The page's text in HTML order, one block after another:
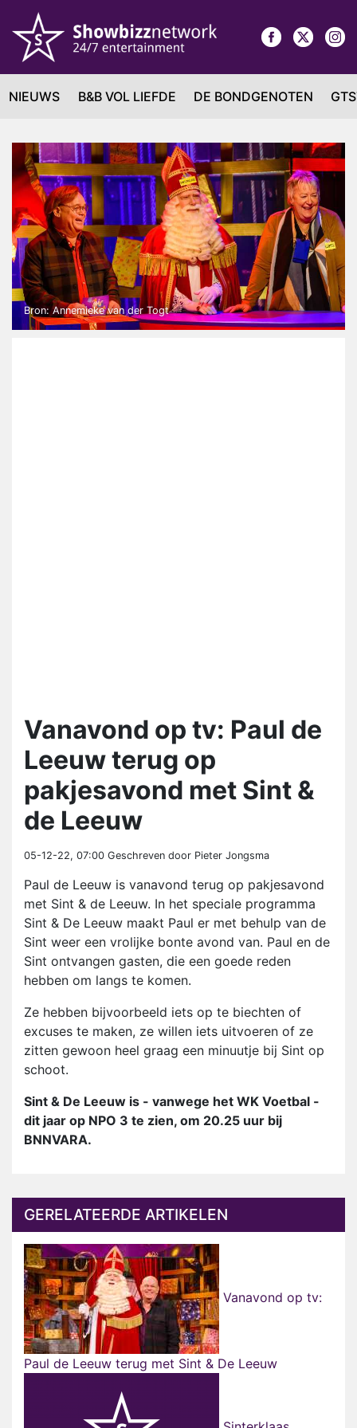
NIEUWS B&B VOL LIEFDE DE BONDGENOTEN
Bron: Annemieke van der Togt
Vanavond op tv: Paul de
Leeuw terug op
pakjesavond met Sint &
de Leeuw
05-12-22, 07:00 Geschreven door Pieter Jongsma
Paul de Leeuw is vanavond terug op pakjesavond
met Sint & de Leeuw. In het speciale programma
Sint & De Leeuw maakt Paul er met behulp van de
Sint weer een vrolijke bonte avond van. Paul en de
Sint ontvangen gasten, die een goede reden
hebben om langs te komen.
Ze hebben bijvoorbeeld iets op te biechten of
excuses te maken, ze willen iets uitvoeren of ze
zitten gewoon heel graag een minuutje bij Sint op
schoot.
Sint & De Leeuw is - vanwege het WK Voetbal -
dit jaar op NPO 3 te zien, om 20.25 uur bij
BNNVARA.
GERELATEERDE ARTIKELEN
Vanavond op tv:
Paul de Leeuw terug met Sint & De Leeuw